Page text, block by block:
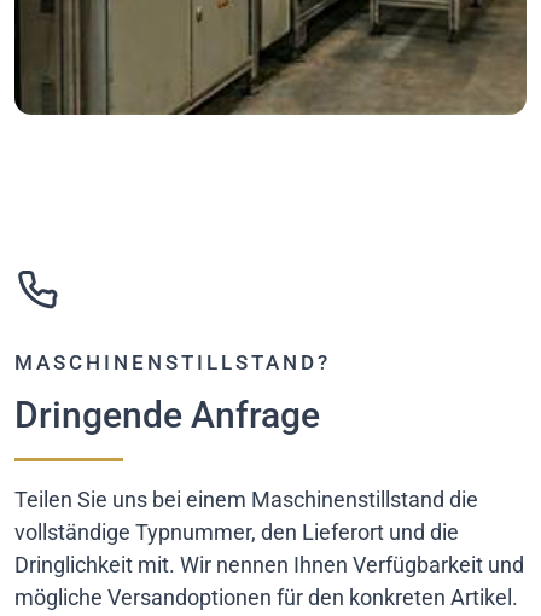
MASCHINENSTILLSTAND?
Dringende Anfrage
Teilen Sie uns bei einem Maschinenstillstand die
vollständige Typnummer, den Lieferort und die
Dringlichkeit mit. Wir nennen Ihnen Verfügbarkeit und
mögliche Versandoptionen für den konkreten Artikel.